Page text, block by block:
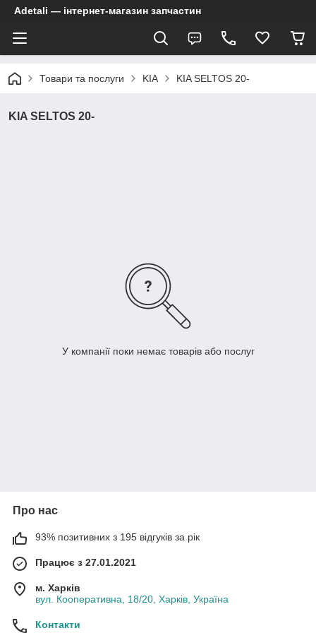
Adetali — інтернет-магазин запчастин
Товари та послуги KIA KIA SELTOS 20-
KIA SELTOS 20-
У компанії поки немає товарів або послуг
Про нас
93% позитивних з 195 відгуків за рік
Працює з 27.01.2021
м. Харків
вул. Кооперативна, 18/20, Харків, Україна
Контакти